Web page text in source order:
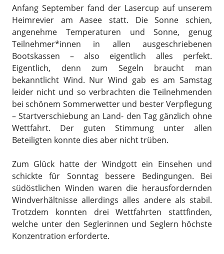
Anfang September fand der Lasercup auf unserem
Heimrevier am Aasee statt. Die Sonne schien,
angenehme Temperaturen und Sonne, genug
Teilnehmer*innen in allen ausgeschriebenen
Bootskassen – also eigentlich alles perfekt.
Eigentlich, denn zum Segeln braucht man
bekanntlicht Wind. Nur Wind gab es am Samstag
leider nicht und so verbrachten die Teilnehmenden
bei schönem Sommerwetter und bester Verpflegung
– Startverschiebung an Land- den Tag gänzlich ohne
Wettfahrt. Der guten Stimmung unter allen
Beteiligten konnte dies aber nicht trüben.
Zum Glück hatte der Windgott ein Einsehen und
schickte für Sonntag bessere Bedingungen. Bei
südöstlichen Winden waren die herausfordernden
Windverhältnisse allerdings alles andere als stabil.
Trotzdem konnten drei Wettfahrten stattfinden,
welche unter den Seglerinnen und Seglern höchste
Konzentration erforderte.